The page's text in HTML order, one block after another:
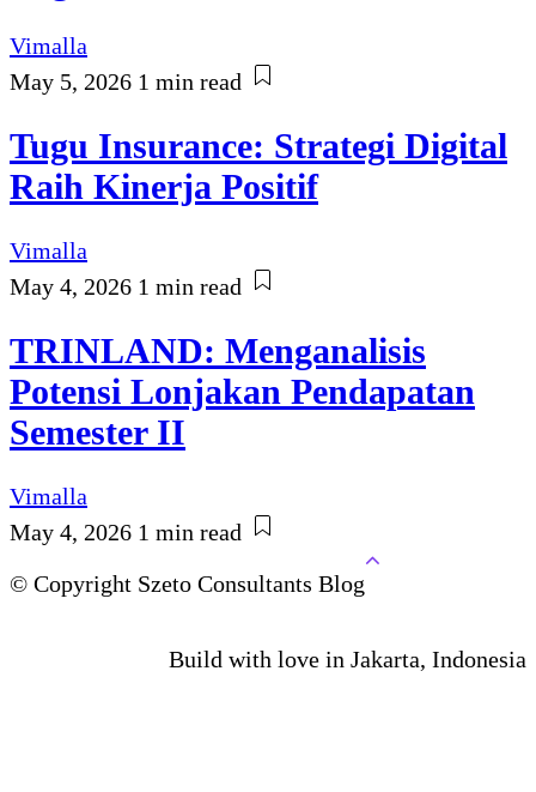
Vimalla
May 5, 2026 1 min read
Tugu Insurance: Strategi Digital
Raih Kinerja Positif
Vimalla
May 4, 2026 1 min read
TRINLAND: Menganalisis
Potensi Lonjakan Pendapatan
Semester II
Vimalla
May 4, 2026 1 min read
© Copyright Szeto Consultants Blog
Build with love in Jakarta, Indonesia